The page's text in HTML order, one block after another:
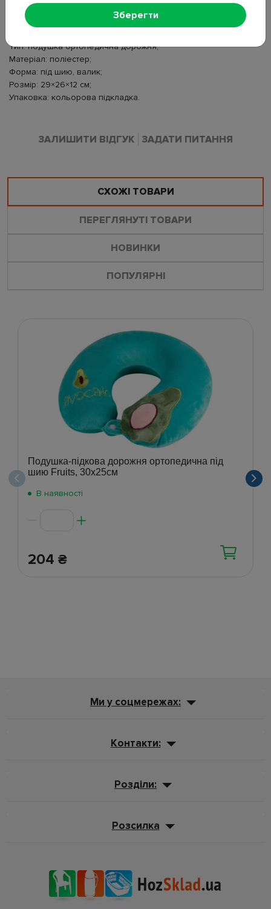
автомобілі, літаку, поїзді або автобусі для підтримання
положення голови в дорозі та під час відпочинку сидячи.
Тип: подушка ортопедична дорожня;
Матеріал: поліестер;
Форма: під шию, валик;
Розмір: 29×26×12 см;
Упаковка: кольорова підкладка.
ЗАЛИШИТИ ВІДГУК ЗАДАТИ ПИТАННЯ
СХОЖІ ТОВАРИ
ПЕРЕГЛЯНУТІ ТОВАРИ
НОВИНКИ
ПОПУЛЯРНІ
Подушка-підкова дорожня ортопедична під
шию Fruits, 30x25см
В наявності
204 ₴
Зберегти
Ми у соцмережах:
Контакти:
Розділи:
Розсилка